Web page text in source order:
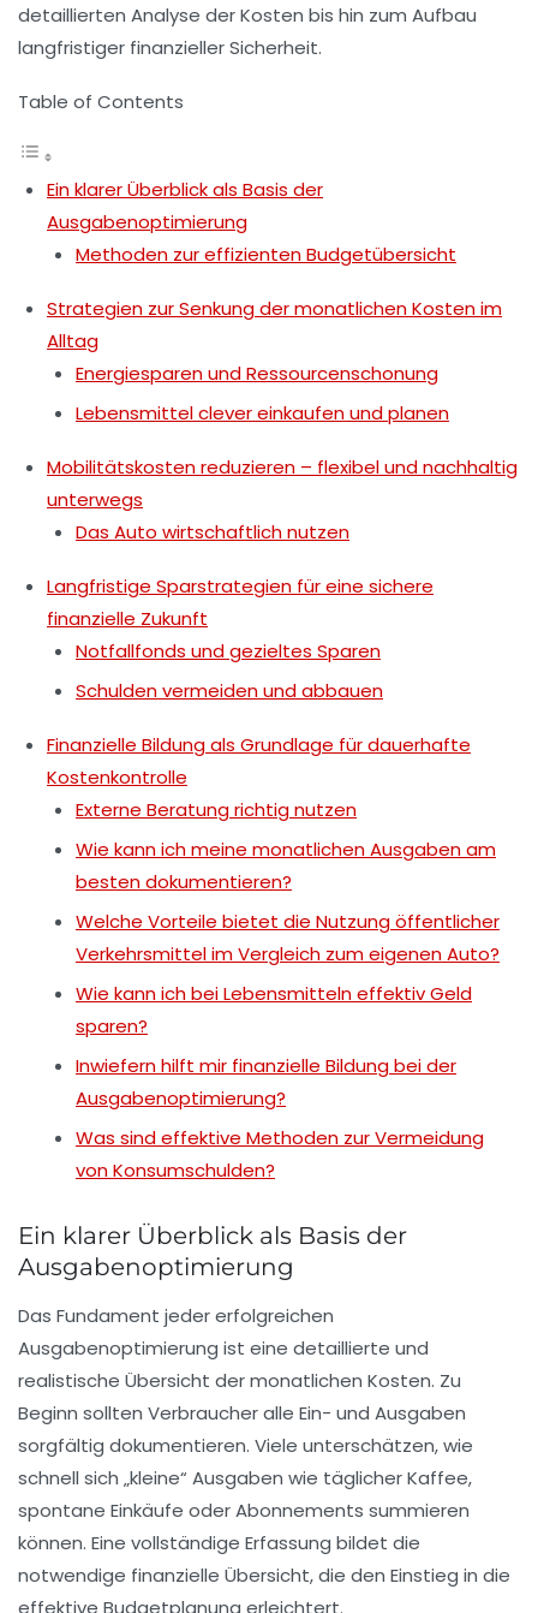
detaillierten Analyse der Kosten bis hin zum Aufbau
langfristiger finanzieller Sicherheit.
Table of Contents
Ein klarer Überblick als Basis der
Ausgabenoptimierung
Methoden zur effizienten Budgetübersicht
Strategien zur Senkung der monatlichen Kosten im
Alltag
Energiesparen und Ressourcenschonung
Lebensmittel clever einkaufen und planen
Mobilitätskosten reduzieren – flexibel und nachhaltig
unterwegs
Das Auto wirtschaftlich nutzen
Langfristige Sparstrategien für eine sichere
finanzielle Zukunft
Notfallfonds und gezieltes Sparen
Schulden vermeiden und abbauen
Finanzielle Bildung als Grundlage für dauerhafte
Kostenkontrolle
Externe Beratung richtig nutzen
Wie kann ich meine monatlichen Ausgaben am
besten dokumentieren?
Welche Vorteile bietet die Nutzung öffentlicher
Verkehrsmittel im Vergleich zum eigenen Auto?
Wie kann ich bei Lebensmitteln effektiv Geld
sparen?
Inwiefern hilft mir finanzielle Bildung bei der
Ausgabenoptimierung?
Was sind effektive Methoden zur Vermeidung
von Konsumschulden?
Ein klarer Überblick als Basis der
Ausgabenoptimierung
Das Fundament jeder erfolgreichen
Ausgabenoptimierung ist eine detaillierte und
realistische Übersicht der monatlichen Kosten. Zu
Beginn sollten Verbraucher alle Ein- und Ausgaben
sorgfältig dokumentieren. Viele unterschätzen, wie
schnell sich „kleine“ Ausgaben wie täglicher Kaffee,
spontane Einkäufe oder Abonnements summieren
können. Eine vollständige Erfassung bildet die
notwendige finanzielle Übersicht, die den Einstieg in die